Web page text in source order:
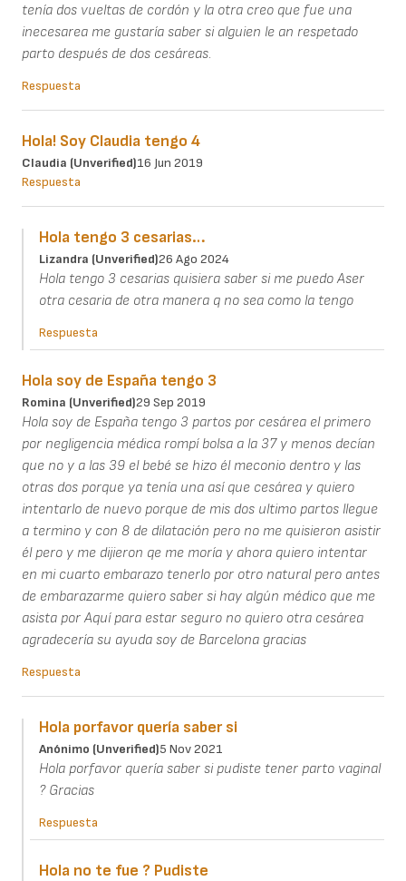
tenía dos vueltas de cordón y la otra creo que fue una
inecesarea me gustaría saber si alguien le an respetado
parto después de dos cesáreas.
Respuesta
Hola! Soy Claudia tengo 4
Claudia (unverified)16 Jun 2019
Respuesta
Hola tengo 3 cesarias…
Lizandra (unverified)26 Ago 2024
Hola tengo 3 cesarias quisiera saber si me puedo Aser
otra cesaria de otra manera q no sea como la tengo
Respuesta
Hola soy de España tengo 3
Romina (unverified)29 Sep 2019
Hola soy de España tengo 3 partos por cesárea el primero
por negligencia médica rompí bolsa a la 37 y menos decían
que no y a las 39 el bebé se hizo él meconio dentro y las
otras dos porque ya tenía una así que cesárea y quiero
intentarlo de nuevo porque de mis dos ultimo partos llegue
a termino y con 8 de dilatación pero no me quisieron asistir
él pero y me dijieron qe me moría y ahora quiero intentar
en mi cuarto embarazo tenerlo por otro natural pero antes
de embarazarme quiero saber si hay algún médico que me
asista por Aquí para estar seguro no quiero otra cesárea
agradecería su ayuda soy de Barcelona gracias
Respuesta
Hola porfavor quería saber si
Anónimo (unverified)5 Nov 2021
Hola porfavor quería saber si pudiste tener parto vaginal
? Gracias
Respuesta
Hola no te fue ? Pudiste